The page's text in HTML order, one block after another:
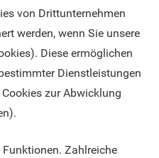
von Drittunternehmen
werden, wenn Sie unsere
Diese ermöglichen
Dienstleistungen
zur Abwicklung
Zahlreiche